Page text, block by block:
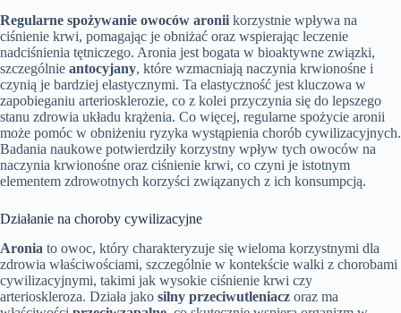
Regularne spożywanie owoców aronii korzystnie wpływa na
ciśnienie krwi, pomagając je obniżać oraz wspierając leczenie
nadciśnienia tętniczego. Aronia jest bogata w bioaktywne związki,
szczególnie antocyjany, które wzmacniają naczynia krwionośne i
czynią je bardziej elastycznymi. Ta elastyczność jest kluczowa w
zapobieganiu arteriosklerozie, co z kolei przyczynia się do lepszego
stanu zdrowia układu krążenia. Co więcej, regularne spożycie aronii
może pomóc w obniżeniu ryzyka wystąpienia chorób cywilizacyjnych.
Badania naukowe potwierdziły korzystny wpływ tych owoców na
naczynia krwionośne oraz ciśnienie krwi, co czyni je istotnym
elementem zdrowotnych korzyści związanych z ich konsumpcją.
Działanie na choroby cywilizacyjne
Aronia to owoc, który charakteryzuje się wieloma korzystnymi dla
zdrowia właściwościami, szczególnie w kontekście walki z chorobami
cywilizacyjnymi, takimi jak wysokie ciśnienie krwi czy
arterioskleroza. Działa jako silny przeciwutleniacz oraz ma